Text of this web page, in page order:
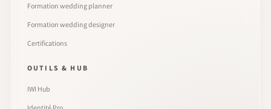
Formation wedding planner
Formation wedding designer
Certifications
OUTILS & HUB
IWI Hub
Identité Pro